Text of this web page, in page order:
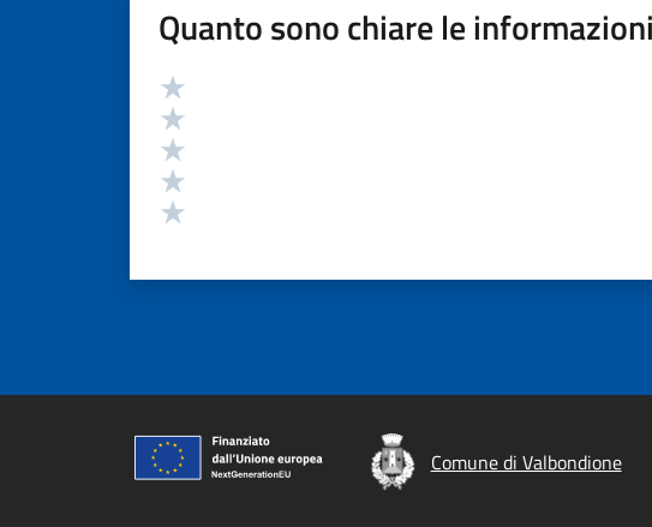
Quanto sono chiare le
Valutazione
Comune di Valbondione